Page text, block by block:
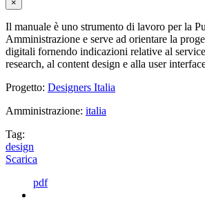
×
Il manuale è uno strumento di lavoro per la
Amministrazione e serve ad orientare la
digitali fornendo indicazioni relative al
research, al content design e alla user
Progetto: Designers Italia
Amministrazione: italia
Tag:
design
Scarica
pdf